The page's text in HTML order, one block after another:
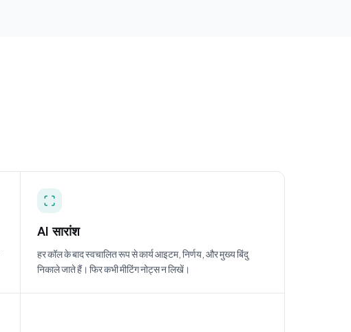
AI सारांश
हर कॉल के बाद स्वचालित रूप से कार्य आइटम, निर्णय, और मुख्य बिंदु
निकाले जाते हैं। फिर कभी मीटिंग नोट्स न लिखें।